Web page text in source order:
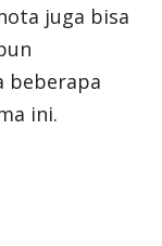
juga bisa
beberapa
ini.